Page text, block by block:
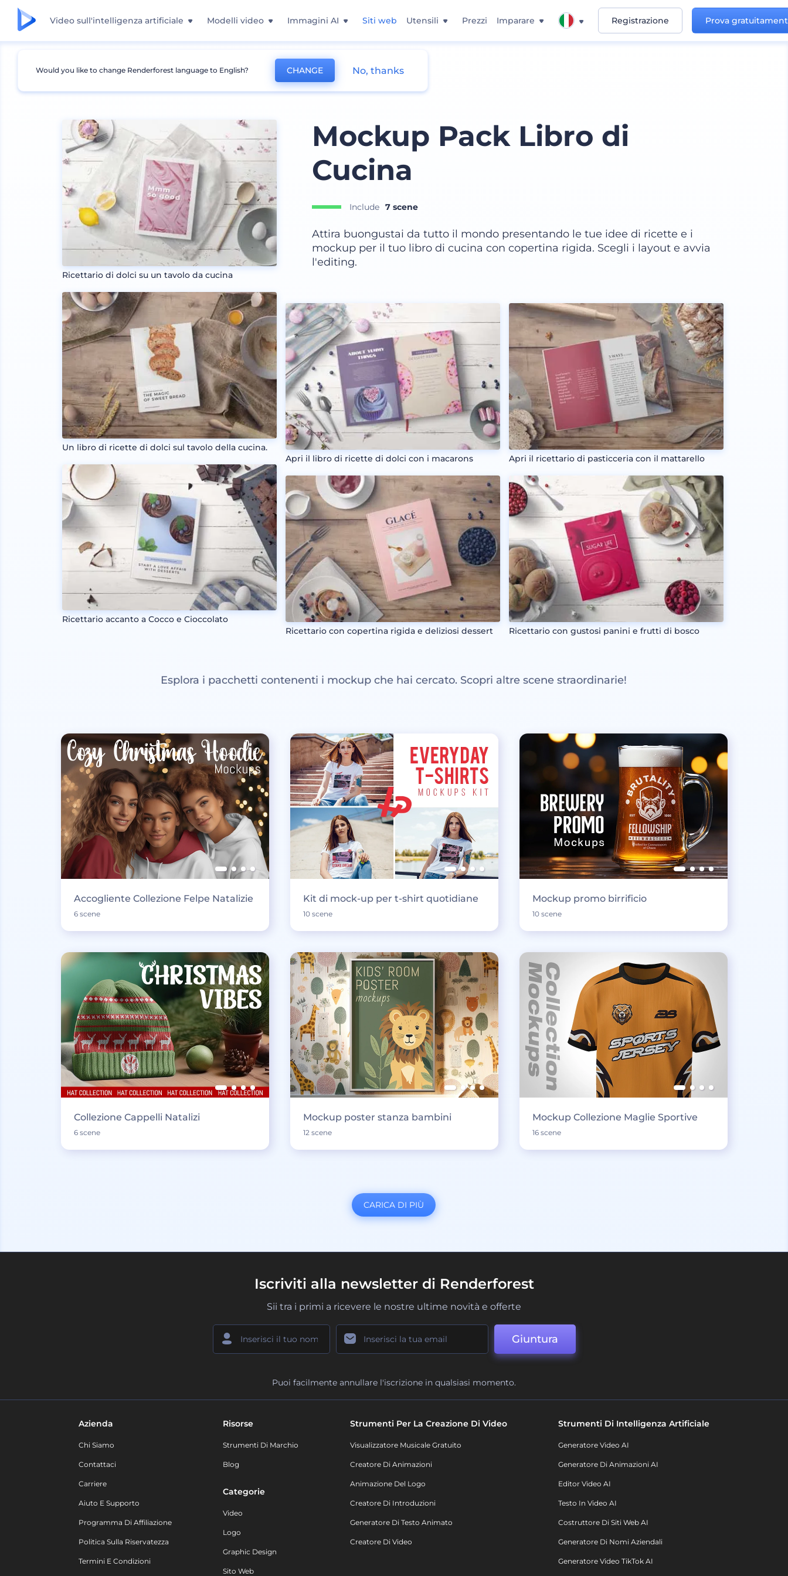
Video sull'intelligenza artificiale Modelli video Immagini AI Siti web Utensili Prezzi Imparare Registrazione Prova
Mockup Stampa Mockup libro
Ricettario di dolci su un tavolo da cucina
Un libro di ricette di dolci sul tavolo della cucina.
Ricettario accanto a Cocco e Cioccolato
Mockup Pack Libro di
Cucina
Include 7 scene
Attira buongustai da tutto il mondo presentando le tue idee di ricette e i
mockup per il tuo libro di cucina con copertina rigida. Scegli i layout e avvia
l'editing.
Apri il libro di ricette di dolci con i macarons
Ricettario con copertina rigida e deliziosi dessert
Apri il ricettario di pasticceria con il mattarello
Ricettario con gustosi panini e frutti di bosco
Esplora i pacchetti contenenti i mockup che hai cercato. Scopri altre scene straordinarie!
Accogliente Collezione Felpe Natalizie
6 scene
Kit di mock-up per t-shirt quotidiane
10 scene
Mockup promo birrificio
10 scene
Collezione Cappelli Natalizi
6 scene
Mockup poster stanza bambini
12 scene
Mockup Collezione Maglie Sportive
16 scene
CARICA DI PIÙ
Iscriviti alla newsletter di Renderforest
Sii tra i primi a ricevere le nostre ultime novità e offerte
Giuntura
Puoi facilmente annullare l'iscrizione in qualsiasi momento.
Azienda
Chi Siamo
Contattaci
Carriere
Aiuto E Supporto
Programma Di Affiliazione
Politica Sulla Riservatezza
Termini E Condizioni
Risorse
Strumenti Di Marchio
Blog
Categorie
Video
Logo
Graphic Design
Sito Web
Strumenti Per La Creazione Di Video
Visualizzatore Musicale Gratuito
Creatore Di Animazioni
Animazione Del Logo
Creatore Di Introduzioni
Generatore Di Testo Animato
Creatore Di Video
Strumenti Di Intelligenza Artificiale
Generatore Video AI
Generatore Di Animazioni AI
Editor Video AI
Testo In Video AI
Costruttore Di Siti Web AI
Generatore Di Nomi Aziendali
Generatore Video TikTok AI
Would you like to change Renderforest language to English? CHANGE No, thanks